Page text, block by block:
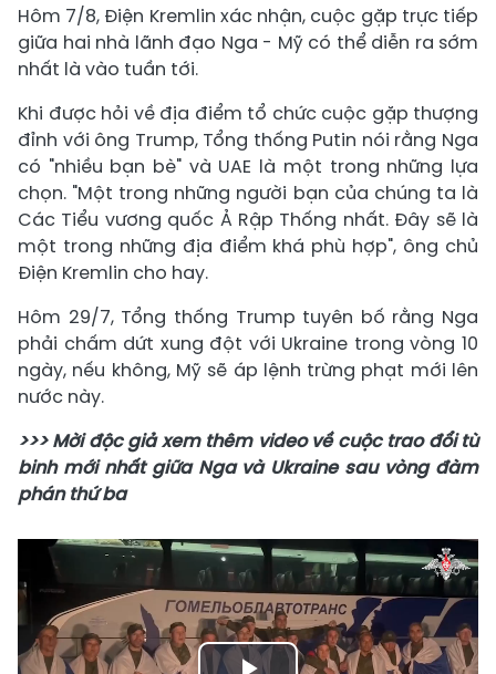
Hôm 7/8, Điện Kremlin xác nhận, cuộc gặp trực tiếp
giữa hai nhà lãnh đạo Nga - Mỹ có thể diễn ra sớm
nhất là vào tuần tới.
Khi được hỏi về địa điểm tổ chức cuộc gặp thượng
đỉnh với ông Trump, Tổng thống Putin nói rằng Nga
có "nhiều bạn bè" và UAE là một trong những lựa
chọn. "Một trong những người bạn của chúng ta là
Các Tiểu vương quốc Ả Rập Thống nhất. Đây sẽ là
một trong những địa điểm khá phù hợp", ông chủ
Điện Kremlin cho hay.
Hôm 29/7, Tổng thống Trump tuyên bố rằng Nga
phải chấm dứt xung đột với Ukraine trong vòng 10
ngày, nếu không, Mỹ sẽ áp lệnh trừng phạt mới lên
nước này.
>>> Mời độc giả xem thêm video về cuộc trao đổi tù
binh mới nhất giữa Nga và Ukraine sau vòng đàm
phán thứ ba